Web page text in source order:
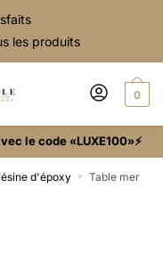
les produits
0
le code «LUXE100»⚡
d'époxy » Table mer